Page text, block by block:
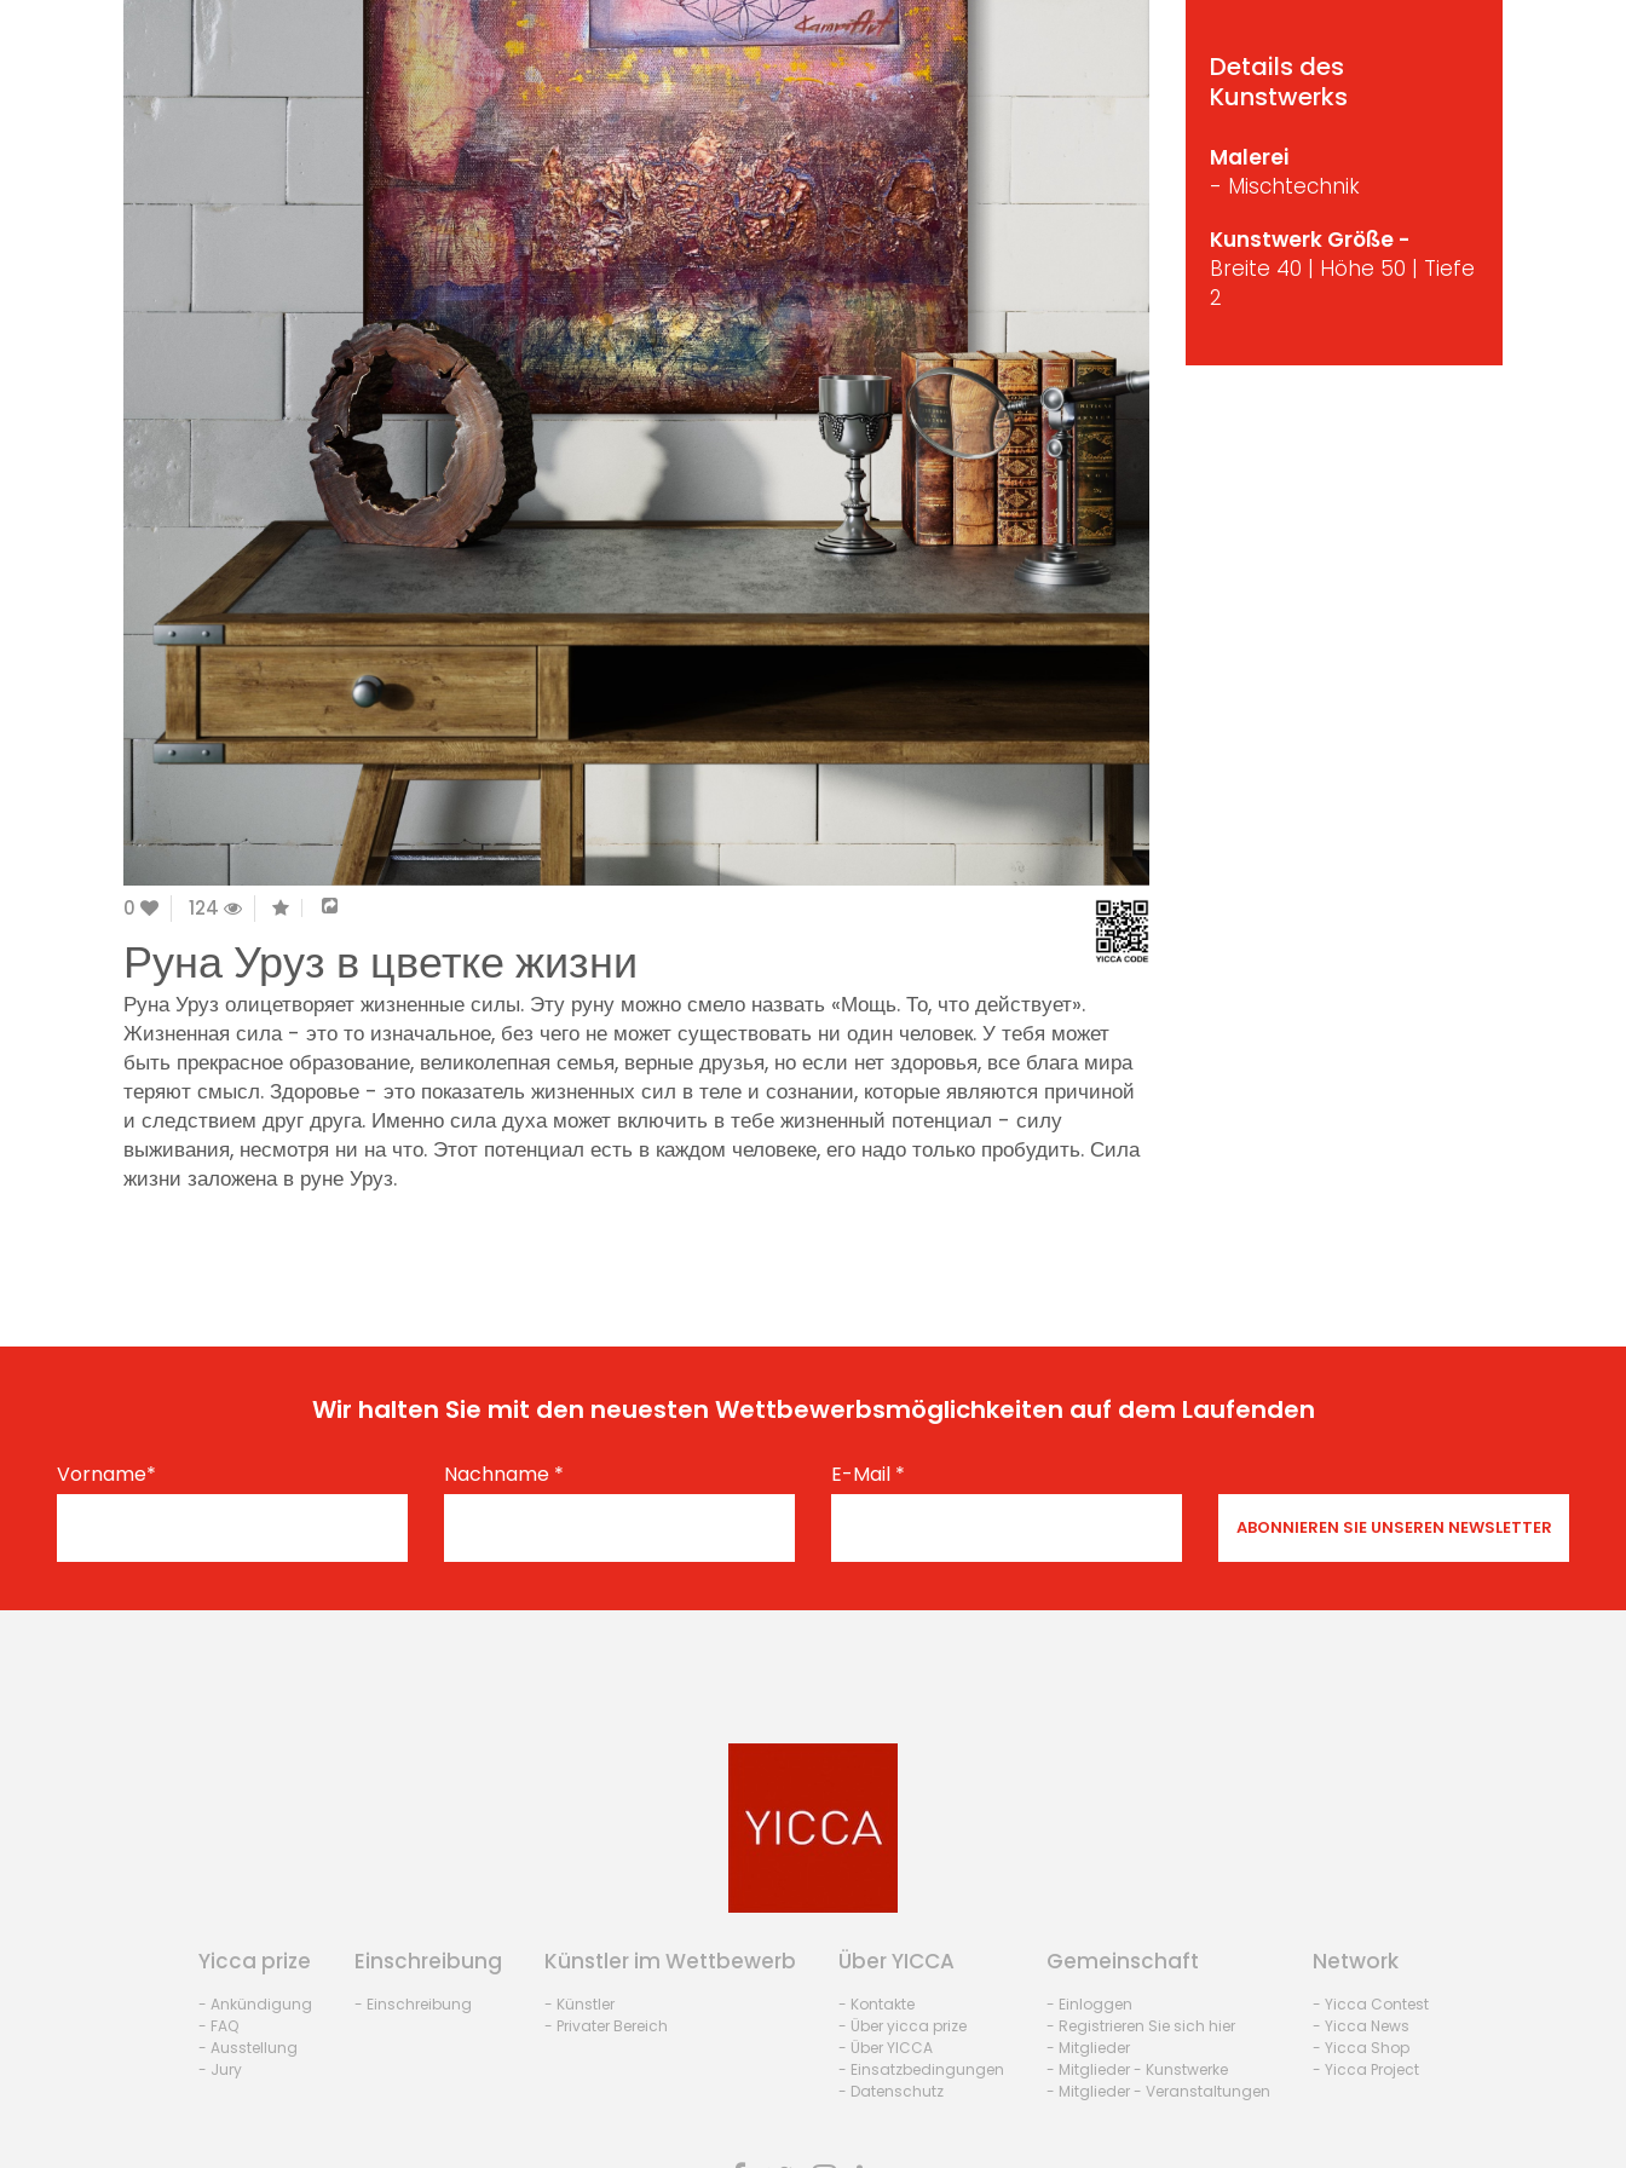
0 124
Руна Уруз в цветке жизни
Руна Уруз олицетворяет жизненные силы. Эту руну можно смело назвать «Мощь. То, что действует».
Жизненная сила - это то изначальное, без чего не может существовать ни один человек. У тебя может
быть прекрасное образование, великолепная семья, верные друзья, но если нет здоровья, все блага мира
теряют смысл. Здоровье - это показатель жизненных сил в теле и сознании, которые являются причиной
и следствием друг друга. Именно сила духа может включить в тебе жизненный потенциал - силу
выживания, несмотря ни на что. Этот потенциал есть в каждом человеке, его надо только пробудить. Сила
жизни заложена в руне Уруз.
Details des
Kunstwerks
Malerei
- Mischtechnik
Kunstwerk Größe -
Breite 40 | Höhe 50 | Tiefe
2
Wir halten Sie mit den neuesten Wettbewerbsmöglichkeiten auf dem Laufenden
Vorname* Nachname * E-Mail *
Yicca prize
- Ankündigung
- FAQ
- Ausstellung
- Jury
Einschreibung
- Einschreibung
Künstler im Wettbewerb
- Künstler
- Privater Bereich
Über YICCA
- Kontakte
- Über yicca prize
- Über YICCA
- Einsatzbedingungen
- Datenschutz
Gemeinschaft
- Einloggen
- Registrieren Sie sich hier
- Mitglieder
- Mitglieder - Kunstwerke
- Mitglieder - Veranstaltungen
Network
- Yicca Contest
- Yicca News
- Yicca Shop
- Yicca Project